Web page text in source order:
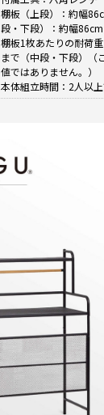
棚板（上段）：約幅
段・下段）：約幅
棚板1枚あたりの耐荷
まで（中段・下段）（
値ではありません。）
本体組立時間：2人以